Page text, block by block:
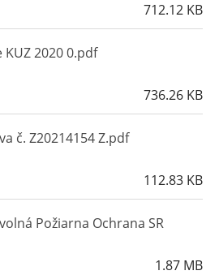
712.12 KB
2020 0.pdf
736.26 KB
č. Z20214154 Z.pdf
112.83 KB
Požiarna Ochrana SR
1.87 MB